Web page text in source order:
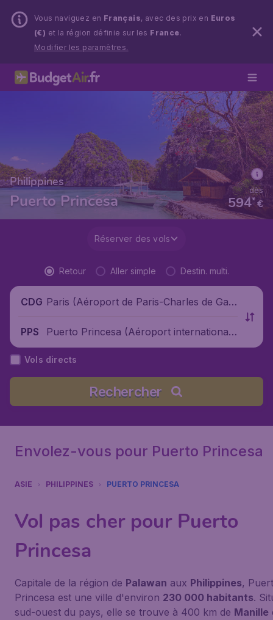
Vous naviguez en Français, avec des prix en Euros
(€) et la région définie sur les France.
Modifier les paramètres.
Philippines
Puerto Princesa €
594*
dès
Réserver des vols
Retour Aller simple Destin. multi.
CDG Paris (Aéroport de Paris-Charles de Gaul
PPS
Puerto Princesa (Aéroport international
de Puerto Princesa), Philippines
Vols directs
Rechercher
Envolez-vous pour Puerto Princesa
ASIE PHILIPPINES PUERTO PRINCESA
Vol pas cher pour Puerto
Princesa
Capitale de la région de Palawan aux Philippines,
Princesa est une ville d'environ 230 000 habitants.
sud-ouest du pays, elle se trouve à 400 km de Manille